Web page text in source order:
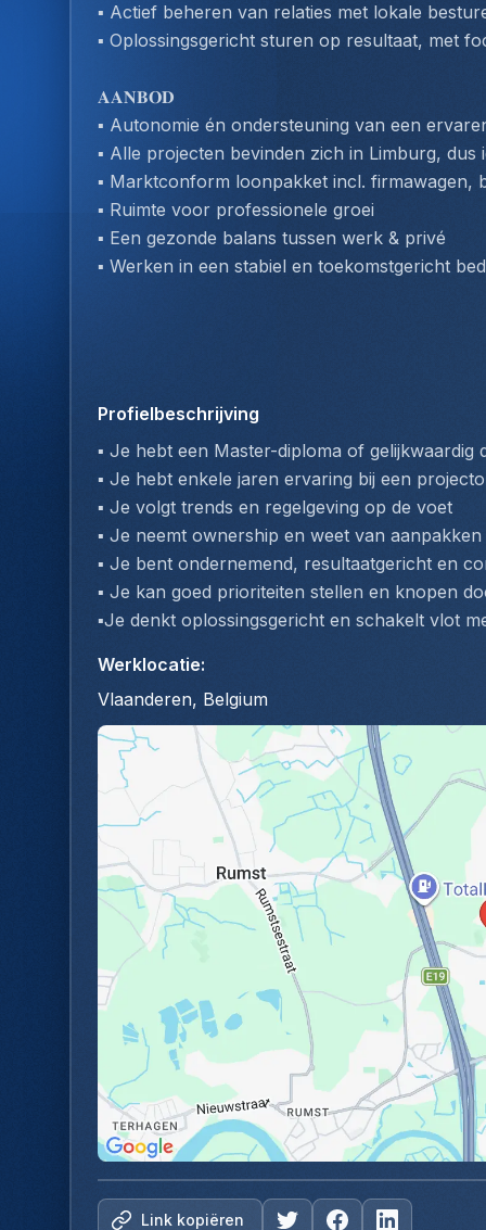
▪️ Actief beheren van relaties met lokale
▪️ Oplossingsgericht sturen op resultaat, met
𝐀𝐀𝐍𝐁𝐎𝐃
▪️ Autonomie én ondersteuning van een
▪️ Alle projecten bevinden zich in Limburg,
▪️ Marktconform loonpakket incl. firmawagen,
▪️ Ruimte voor professionele groei
▪️ Een gezonde balans tussen werk & privé
▪️ Werken in een stabiel en toekomstgericht
Profielbeschrijving
▪️ Je hebt een Master-diploma of gelijkwaardig
▪️ Je hebt enkele jaren ervaring bij een
▪️ Je volgt trends en regelgeving op de voet
▪️ Je neemt ownership en weet van
▪️ Je bent ondernemend, resultaatgericht en
▪️ Je kan goed prioriteiten stellen en knopen
▪️Je denkt oplossingsgericht en schakelt vlot
Werklocatie:
Vlaanderen, Belgium
Link kopiëren